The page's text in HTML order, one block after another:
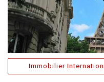
Immobilier